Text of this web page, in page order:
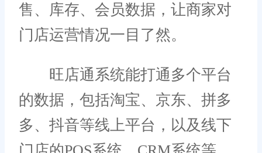
售、库存、会员数据，让商家对
门店运营情况一目了然。
旺店通系统能打通多个平台
的数据，包括淘宝、京东、拼多
多、抖音等线上平台，以及线下